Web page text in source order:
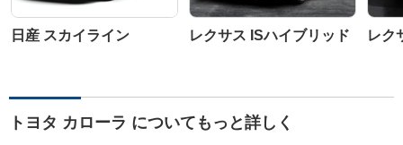
日産 スカイライン レクサス ISハイブリッド レク
トヨタ カローラ についてもっと詳しく